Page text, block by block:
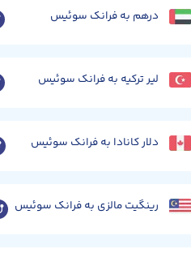
درهم به فرانک سوئیس
لیر ترکیه به فرانک سوئیس
دلار کانادا به فرانک سوئیس
رینگیت مالزی به فرانک سوئیس